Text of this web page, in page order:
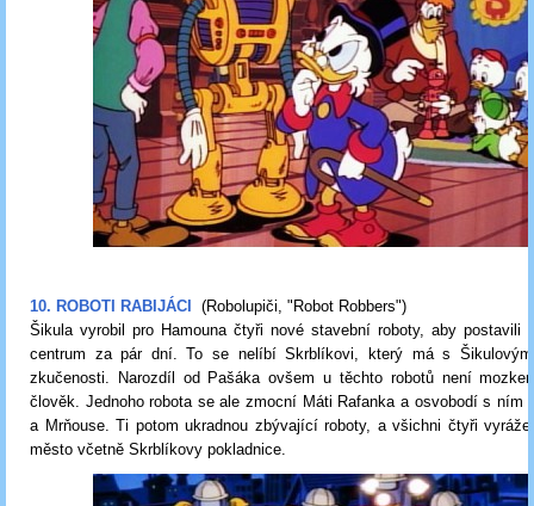
10. ROBOTI RABIJÁCI
(Robolupiči, "Robot Robbers")
Šikula vyrobil pro Hamouna čtyři nové stavební roboty, aby postavili
centrum za pár dní. To se nelíbí Skrblíkovi, který má s
zkučenosti. Narozdíl od Pašáka ovšem u těchto robotů není
člověk. Jednoho robota se ale zmocní Máti Rafanka a osvobodí s ním
a Mrňouse. Ti potom ukradnou zbývající roboty, a všichni čtyři
město včetně Skrblíkovy pokladnice.